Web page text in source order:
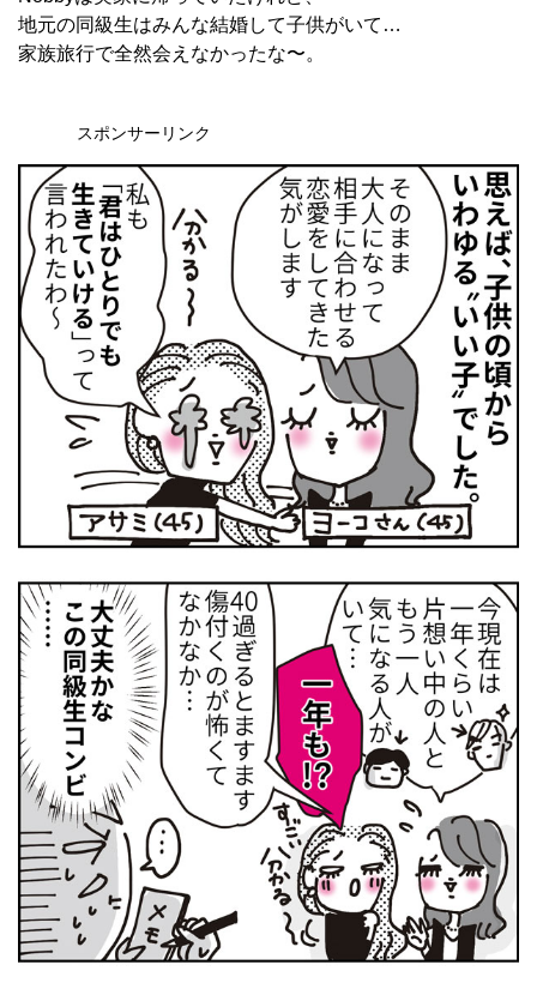
地元の同級生はみんな結婚して子供がいて…
家族旅行で全然会えなかったな〜。
スポンサーリンク